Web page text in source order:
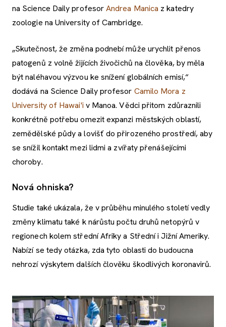
na Science Daily profesorAndrea Manica z katedry
zoologie na University of Cambridge.
„Skutečnost, že změna podnebí může urychlit přenos
patogenů z volně žijících živočichů na člověka, by měla
být naléhavou výzvou ke snížení globálních emisí,“
dodává na Science Daily profesor Camilo Mora z
University of Hawai'i v Manoa. Vědci přitom zdůraznili
konkrétně potřebu omezit expanzi městských oblastí,
zemědělské půdy a lovišť do přirozeného prostředí, aby
se snížil kontakt mezi lidmi a zvířaty přenášejícími
choroby.
Nová ohniska?
Studie také ukázala, že v průběhu minulého století vedly
změny klimatu také k nárůstu počtu druhů netopýrů v
regionech kolem střední Afriky a Střední i Jižní Ameriky.
Nabízí se tedy otázka, zda tyto oblasti do budoucna
nehrozí výskytem dalších člověku škodlivých koronavirů.